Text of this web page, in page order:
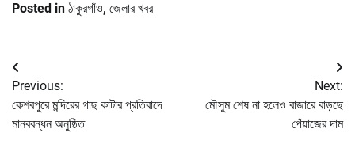
Posted in ঠাকুরগাঁও, জেলার খবর
Post
navigation
Previous:
কেশবপুরে মন্দিরের গাছ কাটার প্রতিবাদে
মানববন্ধন অনুষ্ঠিত
Next:
মৌসুম শেষ না হলেও বাজারে বাড়ছে
পেঁয়াজের দাম